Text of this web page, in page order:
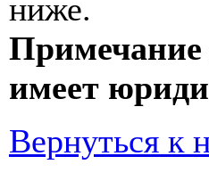
ниже.
Примечание
имеет
Вернуться к